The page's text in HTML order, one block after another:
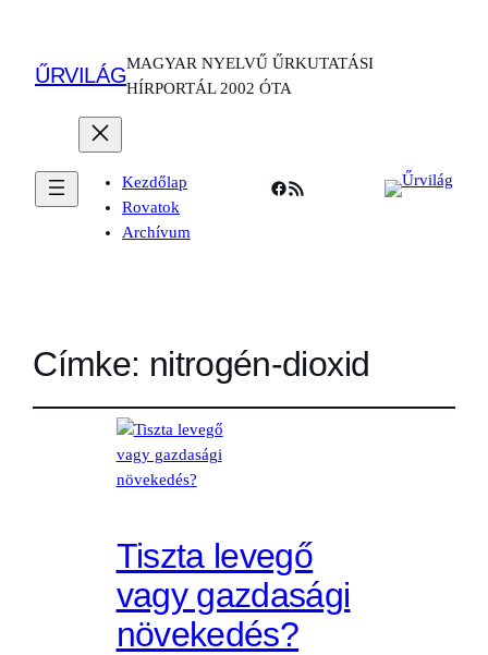
ŰRVILÁG
MAGYAR NYELVŰ ŰRKUTATÁSI
HÍRPORTÁL 2002 ÓTA
Kezdőlap
Rovatok
Archívum
Facebook
RSS Feed
Címke: nitrogén-dioxid
Tiszta levegő
vagy gazdasági
növekedés?